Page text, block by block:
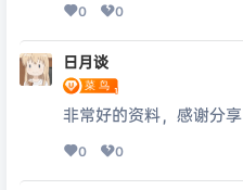
0 0
日月谈
非常好的资料，感谢分享
0 0